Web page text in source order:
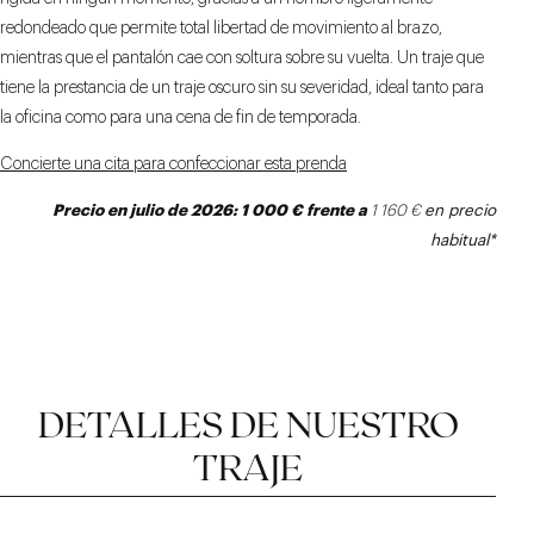
redondeado que permite total libertad de movimiento al brazo,
mientras que el pantalón cae con soltura sobre su vuelta. Un traje que
tiene la prestancia de un traje oscuro sin su severidad, ideal tanto para
la oficina como para una cena de fin de temporada.
Concierte una cita para confeccionar esta prenda
Precio en juliode 2026: 1 000 € frente a 1 160 € en precio
habitual*
DETALLES DE NUESTRO
TRAJE